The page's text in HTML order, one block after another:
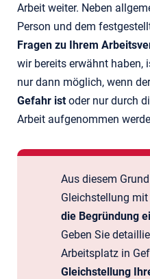
Arbeit weiter. Neben
Person und dem
Fragen zu Ihrem
wir bereits erwähnt haben,
nur dann möglich, wenn der
Gefahr istoder nur durch
Arbeit aufgenommen
Aus diesem
Gleichstellung
die Begründung
Geben Sie
Arbeitsplatz in
Gleichstellung